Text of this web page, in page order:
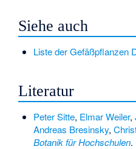
Siehe auch
Liste der Gefäßpflanzen
Literatur
Peter Sitte, Elmar Weiler,
Andreas Bresinsky,
Botanik für Hochschulen.